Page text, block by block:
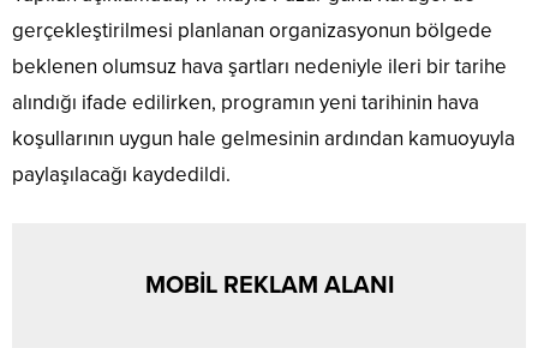
gerçekleştirilmesi planlanan organizasyonun bölgede
beklenen olumsuz hava şartları nedeniyle ileri bir tarihe
alındığı ifade edilirken, programın yeni tarihinin hava
koşullarının uygun hale gelmesinin ardından kamuoyuyla
paylaşılacağı kaydedildi.
MOBİL REKLAM ALANI